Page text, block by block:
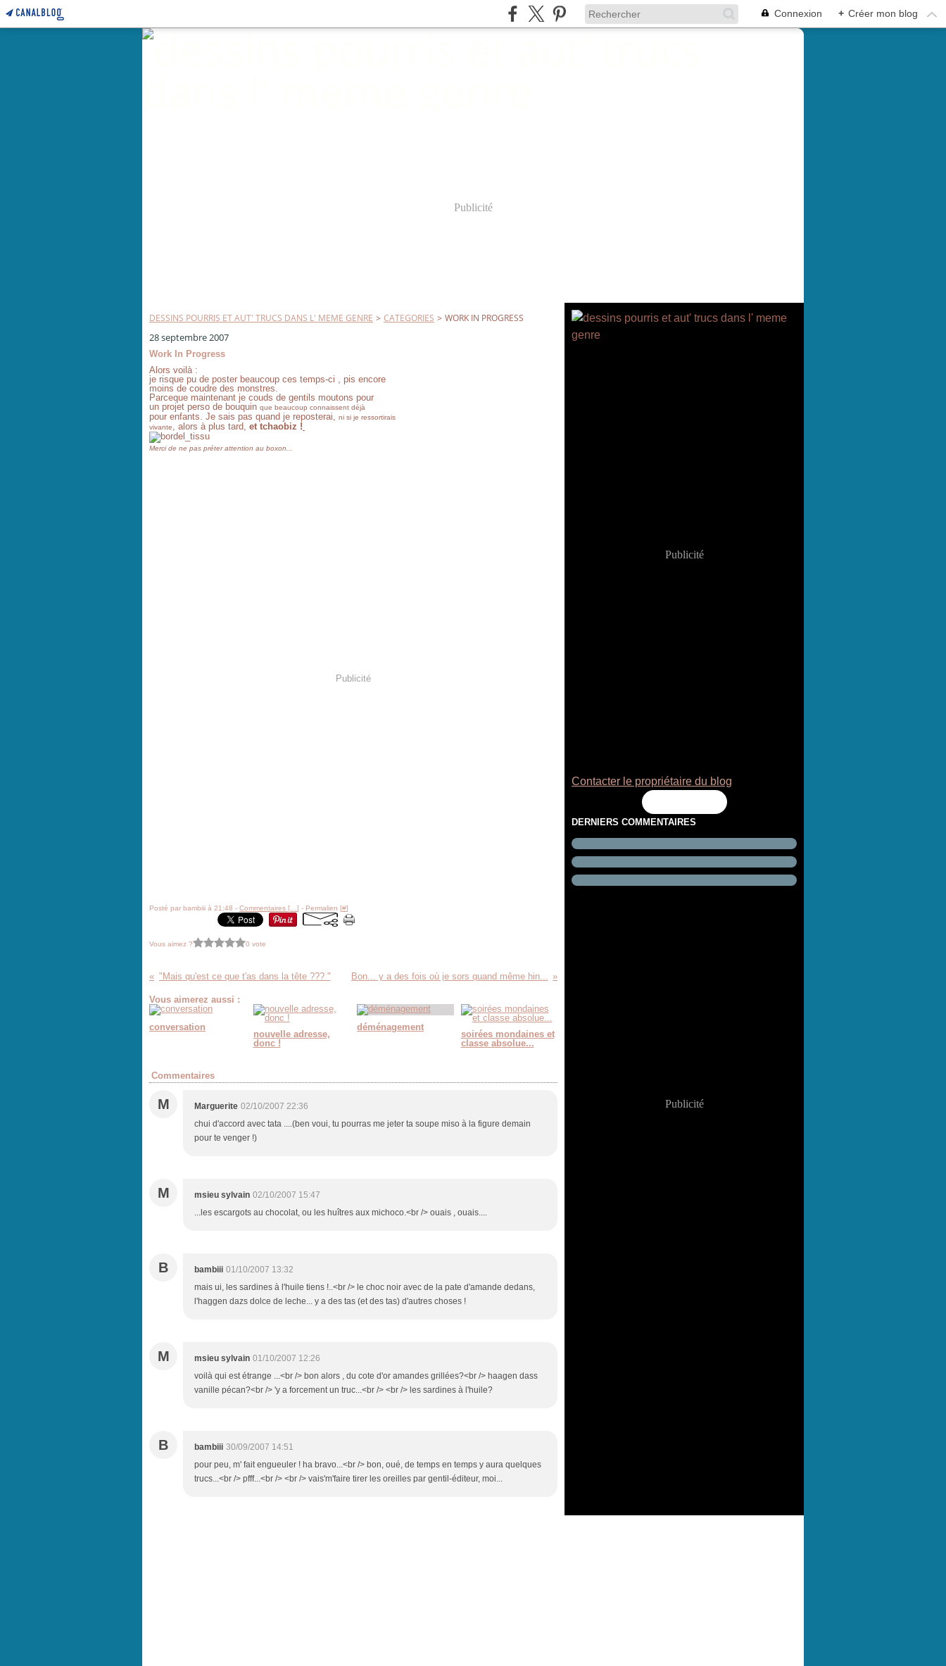
Connexion + Créer mon blog
Publicité
DESSINS POURRIS ET AUT' TRUCS DANS L' MEME GENRE > CATEGORIES > WORK IN PROGRESS
28 septembre 2007
Work In Progress
Alors voilà :
je risque pu de poster beaucoup ces temps-ci , pis encore
moins de coudre des monstres.
Parceque maintenant je couds de gentils moutons pour
un projet perso de bouquin que beaucoup connaissent déjà
pour enfants. Je sais pas quand je reposterai, ni si je ressortirais
vivante, alors à plus tard, et tchaobiz !
Merci de ne pas préter attention au boxon...
Publicité
Posté par bambiii à 21:48 - Commentaires [ ] - Permalien [#]
Vous aimez ? 0 vote
"Mais qu'est ce que t'as dans la tête ??? " Bon... y a des fois où je sors quand même hin...
Vous aimerez aussi :
conversation
nouvelle adresse,
donc !
déménagement
soirées mondaines et
classe absolue...
Commentaires
M Marguerite 02/10/2007 22:36
chui d'accord avec tata ....(ben voui, tu pourras me jeter ta soupe miso à la figure demain
pour te venger !)
M msieu sylvain 02/10/2007 15:47
...les escargots au chocolat, ou les huîtres aux michoco.<br /> ouais , ouais....
B bambiii 01/10/2007 13:32
mais ui, les sardines à l'huile tiens !..<br /> le choc noir avec de la pate d'amande dedans,
l'haggen dazs dolce de leche... y a des tas (et des tas) d'autres choses !
M msieu sylvain 01/10/2007 12:26
voilà qui est étrange ...<br /> bon alors , du cote d'or amandes grillées?<br /> haagen dass
vanille pécan?<br /> 'y a forcement un truc...<br /> <br /> les sardines à l'huile?
B bambiii 30/09/2007 14:51
pour peu, m' fait engueuler ! ha bravo...<br /> bon, oué, de temps en temps y aura quelques
trucs...<br /> pfff...<br /> <br /> vais'm'faire tirer les oreilles par gentil-éditeur, moi...
Publicité
Contacter le propriétaire du blog
DERNIERS COMMENTAIRES
Publicité